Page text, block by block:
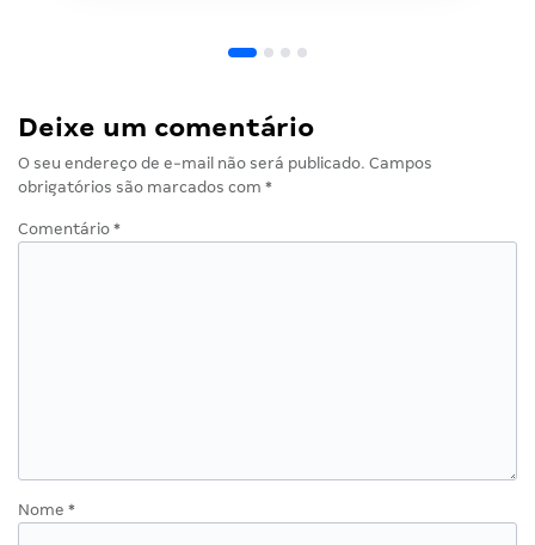
Deixe um comentário
O seu endereço de e-mail não será publicado. Campos
obrigatórios são marcados com *
Comentário *
Nome *